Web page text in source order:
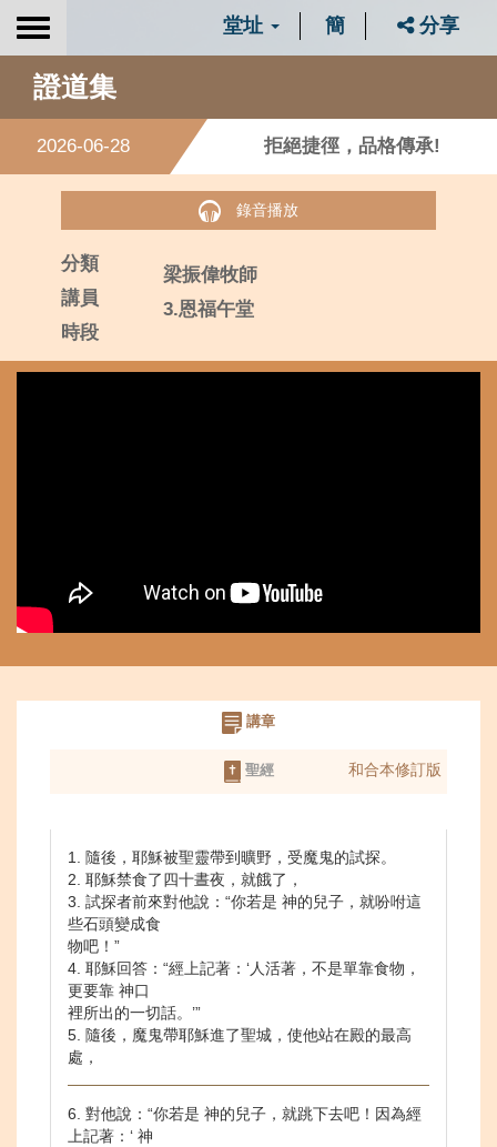
Toggle
堂址 簡 分享
證道集
2026-06-28 拒絕捷徑，品格傳承!
錄音播放
分類
講員
時段
梁振偉牧師
3.恩福午堂
講章
聖經 和合本修訂版
1. 隨後，耶穌被聖靈帶到曠野，受魔鬼的試探。
2. 耶穌禁食了四十晝夜，就餓了，
3. 試探者前來對他說：“你若是 神的兒子，就吩咐這
些石頭變成食
物吧！”
4. 耶穌回答：“經上記著：‘人活著，不是單靠食物，
更要靠 神口
裡所出的一切話。’”
5. 隨後，魔鬼帶耶穌進了聖城，使他站在殿的最高
處，
6. 對他說：“你若是 神的兒子，就跳下去吧！因為經
上記著：‘ 神